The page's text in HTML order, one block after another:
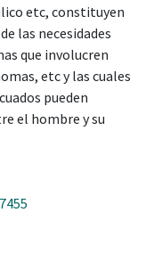
etc, constituyen
las necesidades
que involucren
etc y las cuales
pueden
el hombre y su